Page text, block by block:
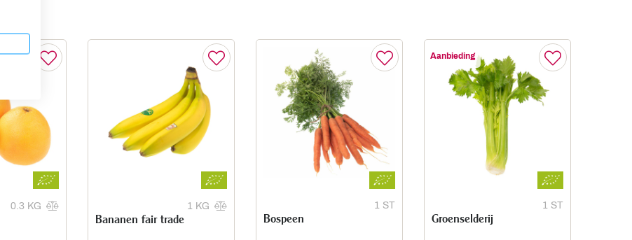
0.3 KG 1 KG
Bananen fair trade
1 ST
Bospeen
Aanbieding
1 ST
Groenselderij